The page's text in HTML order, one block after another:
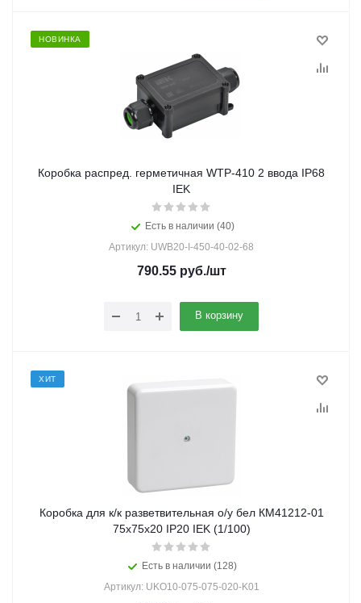
НОВИНКА
Коробка распред. герметичная WTP-410 2 ввода IP68
IEK
Есть в наличии (40)
Артикул: UWB20-I-450-40-02-68
790.55руб./шт
В корзину
ХИТ
Коробка для к/к разветвительная о/у бел КМ41212-01
75х75х20 IP20 IEK (1/100)
Есть в наличии (128)
Артикул: UKO10-075-075-020-K01